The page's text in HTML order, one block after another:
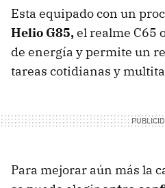
Esta equipado con un
Helio G85,el realme C65
de energía y permite un
tareas cotidianas y
Para mejorar aún más la